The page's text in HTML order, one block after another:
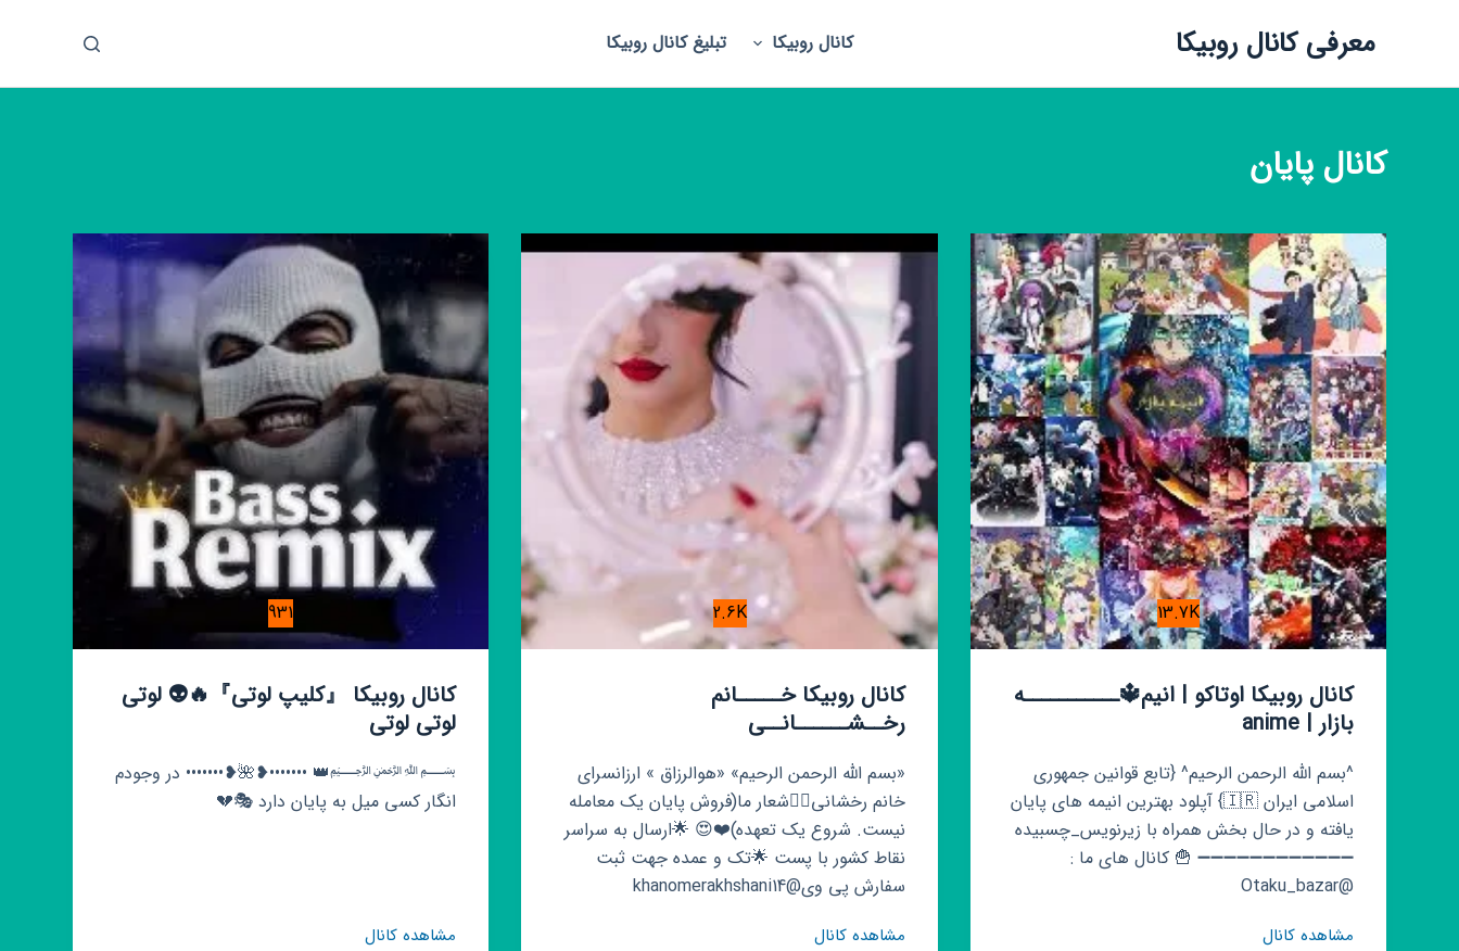
ش
معرفی کانال روبیکا کانال روبیکا تبلیغ کانال روبیکا
کانالپایان
13.7K
کانال روبیکا اوتاکو | انیم🔱ـــــــــــه
بازار | anime
^بسم الله الرحمن الرحیم^ {تابع قوانین جمهوری
اسلامی ایران 🇮🇷} آپلود بهترین انیمه های پایان
یافته و در حال بخش همراه با زیرنویس_چسبیده
➖➖➖➖➖➖➖➖➖➖➖➖ 🍟 کانال های ما :
@Otaku_bazar
مشاهده کانالکانال
2.6K
کانال روبیکا خـــــانم
رخــشــــــانــی
«بسم الله الرحمن الرحیم» «هوالرزاق » ارزانسرای
خانم رخشانی👈🏻شعار ما(فروش پایان یک معامله
نیست. شروع یک تعهده)❤️😍 🌟ارسال به سراسر
نقاط کشور با پست 🌟تک و عمده جهت ثبت
سفارش پی وی@khanomerakhshani14
مشاهده کانالکانال
931
کانال روبیکا 『کلیپ لوتی』🔥👽 لوتی
لوتی لوتی
﷽👑 •••••••❥🌺❥••••••• در وجودم
انگار کسی میل به پایان دارد 🎭💔
مشاهده کانالکانال